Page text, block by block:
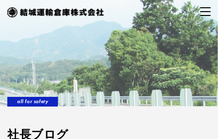
all for safety
社長ブログ